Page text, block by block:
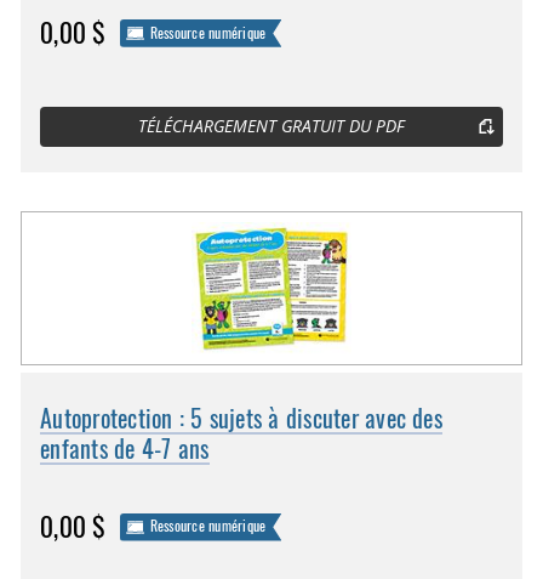
0,00 $ Ressource numérique
TÉLÉCHARGEMENT GRATUIT DU PDF
Autoprotection : 5 sujets à discuter avec des
enfants de 4-7 ans
0,00 $ Ressource numérique